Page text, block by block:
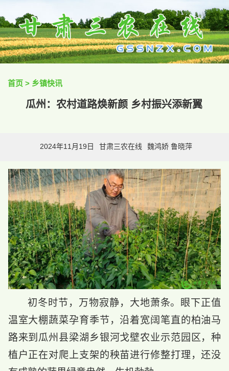
首页 > 乡镇快讯
瓜州：农村道路焕新颜 乡村振兴添新翼
2024年11月19日 甘肃三农在线 魏鸿娇 鲁晓萍
初冬时节，万物寂静，大地萧条。眼下正值
温室大棚蔬菜孕育季节，沿着宽阔笔直的柏油马
路来到瓜州县梁湖乡银河戈壁农业示范园区，种
植户正在对爬上支架的秧苗进行修整打理，还没